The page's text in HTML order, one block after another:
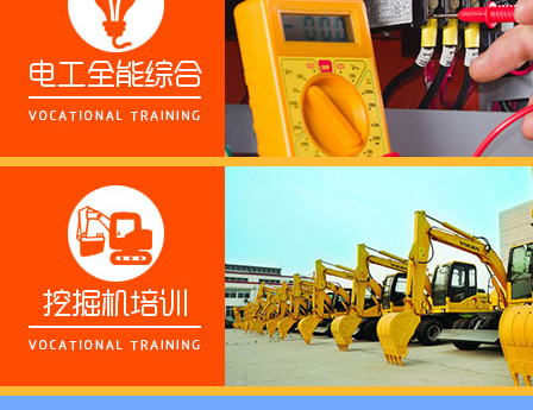
十二月：保持热爱，成
跟“emo”说拜拜！
浓浓端午情，欢乐“粽
这个春天，以爱之名，